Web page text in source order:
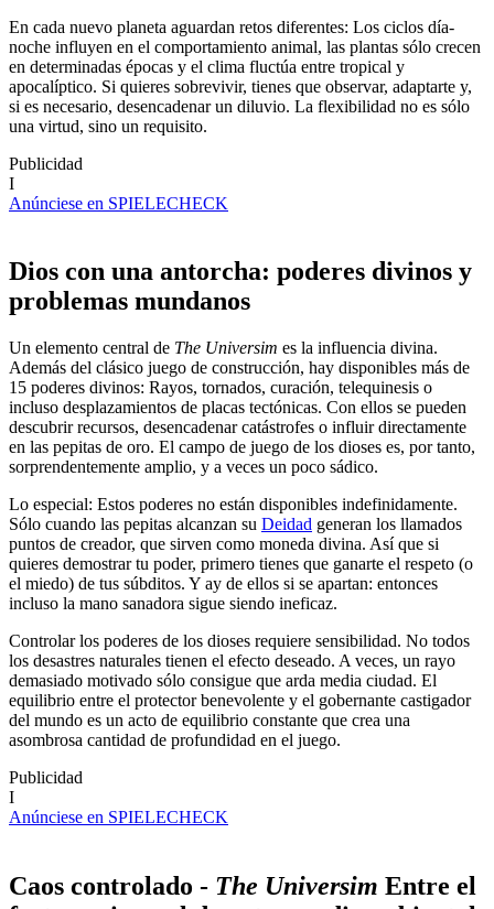
En cada nuevo planeta aguardan retos diferentes: Los ciclos día-
noche influyen en el comportamiento animal, las plantas sólo crecen
en determinadas épocas y el clima fluctúa entre tropical y
apocalíptico. Si quieres sobrevivir, tienes que observar, adaptarte y,
si es necesario, desencadenar un diluvio. La flexibilidad no es sólo
una virtud, sino un requisito.
Publicidad
I
Anúnciese en SPIELECHECK
Dios con una antorcha: poderes divinos y
problemas mundanos
Un elemento central de The Universim es la influencia divina.
Además del clásico juego de construcción, hay disponibles más de
15 poderes divinos: Rayos, tornados, curación, telequinesis o
incluso desplazamientos de placas tectónicas. Con ellos se pueden
descubrir recursos, desencadenar catástrofes o influir directamente
en las pepitas de oro. El campo de juego de los dioses es, por tanto,
sorprendentemente amplio, y a veces un poco sádico.
Lo especial: Estos poderes no están disponibles indefinidamente.
Sólo cuando las pepitas alcanzan su Deidad generan los llamados
puntos de creador, que sirven como moneda divina. Así que si
quieres demostrar tu poder, primero tienes que ganarte el respeto (o
el miedo) de tus súbditos. Y ay de ellos si se apartan: entonces
incluso la mano sanadora sigue siendo ineficaz.
Controlar los poderes de los dioses requiere sensibilidad. No todos
los desastres naturales tienen el efecto deseado. A veces, un rayo
demasiado motivado sólo consigue que arda media ciudad. El
equilibrio entre el protector benevolente y el gobernante castigador
del mundo es un acto de equilibrio constante que crea una
asombrosa cantidad de profundidad en el juego.
Publicidad
I
Anúnciese en SPIELECHECK
Caos controlado - The Universim Entre el